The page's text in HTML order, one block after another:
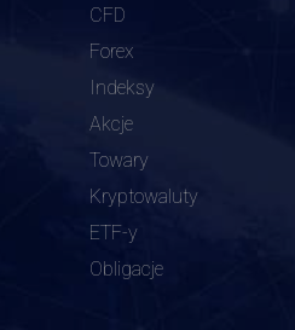
CFD
Forex
Indeksy
Akcje
Towary
Kryptowaluty
ETF-y
Obligacje